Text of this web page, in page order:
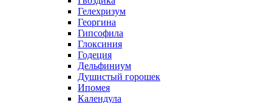
Гелехризум
Георгина
Гипсофила
Глоксиния
Годеция
Дельфиниум
Душистый горошек
Ипомея
Календула